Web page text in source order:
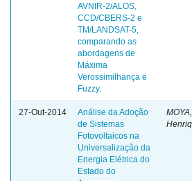
AVNIR-2/ALOS,
CCD/CBERS-2 e
TM/LANDSAT-5,
comparando as
abordagens de
Máxima
Verossimilhança e
Fuzzy.
27-Out-2014
Análise da Adoção
de Sistemas
Fotovoltaicos na
Universalização da
Energia Elétrica do
Estado do